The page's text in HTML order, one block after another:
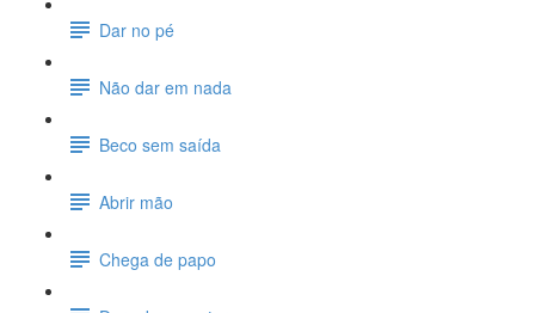
Dar no pé
Não dar em nada
Beco sem saída
Abrir mão
Chega de papo